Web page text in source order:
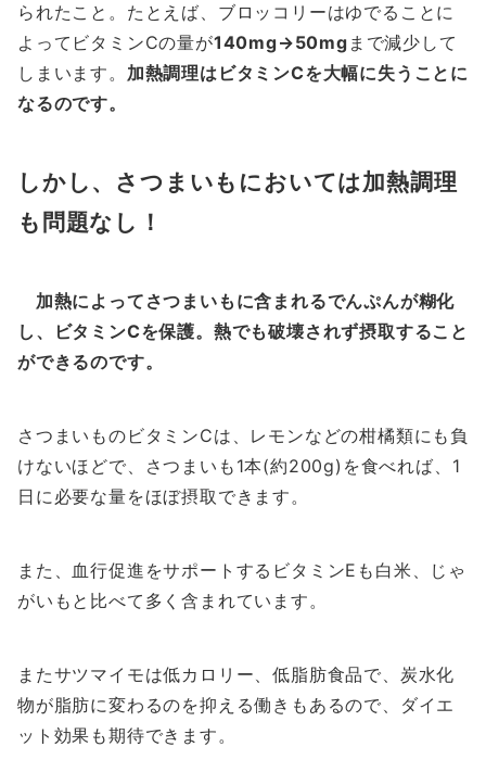
られたこと。たとえば、ブロッコリーはゆでることに
よってビタミンCの量が140mg→50mg まで減少して
しまいます。 加熱調理はビタミンCを大幅に失うことに
なるのです。
しかし、さつまいもにおいては加熱調理
も問題なし！
加熱によってさつまいもに含まれるでんぷんが糊化
し、ビタミンCを保護。熱でも破壊されず摂取すること
ができるのです。
さつまいものビタミンCは、レモンなどの柑橘類にも負
けないほどで、さつまいも1本(約200g)を食べれば、1
日に必要な量をほぼ摂取できます。
また、血行促進をサポートするビタミンEも白米、じゃ
がいもと比べて多く含まれています。
またサツマイモは低カロリー、低脂肪食品で、炭水化
物が脂肪に変わるのを抑える働きもあるので、ダイエ
ット効果も期待できます。